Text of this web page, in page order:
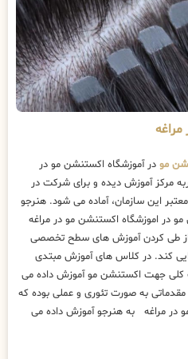
مو در آموزشگاه اکستنشن مو در
مرکز آموزش دیده و برای شرکت در
معتبر این سازمان، آماده می شود. هنرجو
در اموزشگاه اکستنشن مو در مراغه
طی کردن آموزش های سطح تخصصی
زایی کند. در کلاس های آموزش مبتدی
کلی جهت اکستنشن مو آموزش داده می
به صورت تئوری و عملی بوده که
در مراغه به هنرجو آموزش داده می